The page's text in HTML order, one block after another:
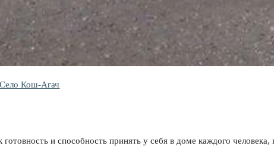
Село Кош-Агач
и способность принять у себя в доме каждого